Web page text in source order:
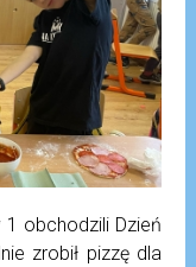
1 obchodzili Dzień
zrobił pizzę dla